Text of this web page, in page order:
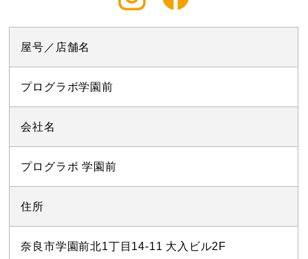
屋号／店舗名
プログラボ学園前
会社名
プログラボ 学園前
住所
奈良市学園前北1丁目14-11 大入ビル2F